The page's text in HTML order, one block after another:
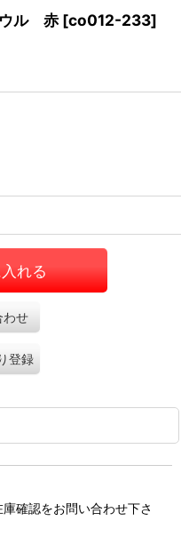
ウル 赤 [co012-233]
れる
わせ
登録
確認をお問い合わせ下さ